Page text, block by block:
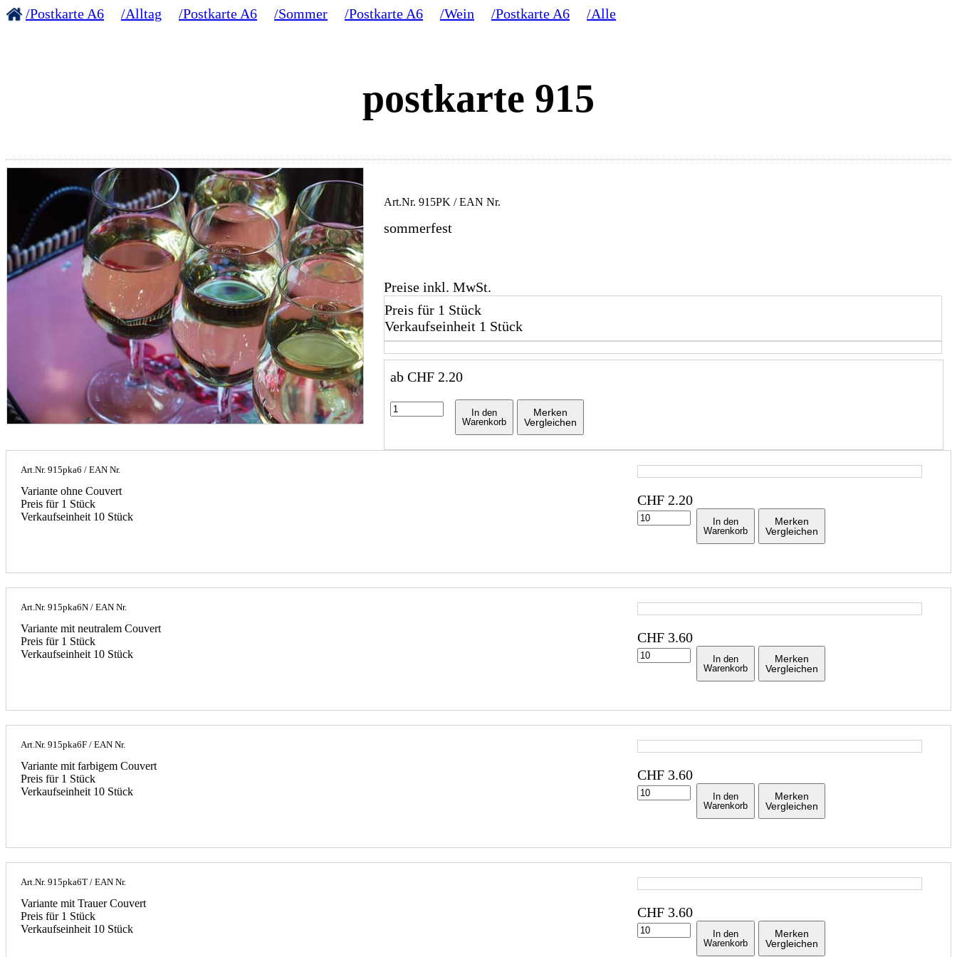
/Postkarte A6 /Alltag /Postkarte A6 /Sommer /Postkarte A6 /Wein /Postkarte A6 /Alle
postkarte 915
Art.Nr.915PK / EAN Nr.
sommerfest
Preise inkl. MwSt.
Preis für 1 Stück
Verkaufseinheit 1 Stück
ab CHF 2.20
In den
Warenkorb
Merken
Vergleichen
Art.Nr. 915pka6 / EAN Nr.
Variante ohne Couvert
Preis für 1 Stück
Verkaufseinheit 10 Stück
CHF 2.20
In den
Warenkorb
Merken
Vergleichen
Art.Nr. 915pka6N / EAN Nr.
Variante mit neutralem Couvert
Preis für 1 Stück
Verkaufseinheit 10 Stück
CHF 3.60
In den
Warenkorb
Merken
Vergleichen
Art.Nr. 915pka6F / EAN Nr.
Variante mit farbigem Couvert
Preis für 1 Stück
Verkaufseinheit 10 Stück
CHF 3.60
In den
Warenkorb
Merken
Vergleichen
Art.Nr. 915pka6T / EAN Nr.
Variante mit Trauer Couvert
Preis für 1 Stück
Verkaufseinheit 10 Stück
CHF 3.60
In den
Warenkorb
Merken
Vergleichen